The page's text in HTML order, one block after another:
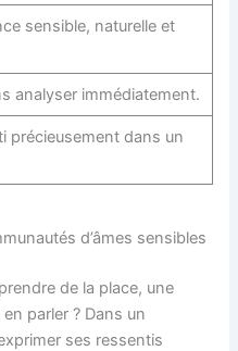
sensible, naturelle et
analyser immédiatement.
précieusement dans un
d’âmes sensibles
de la place, une
parler ? Dans un
ses ressentis